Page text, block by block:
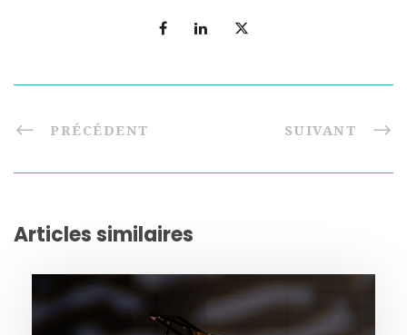
PRÉCÉDENT SUIVANT
Articles similaires